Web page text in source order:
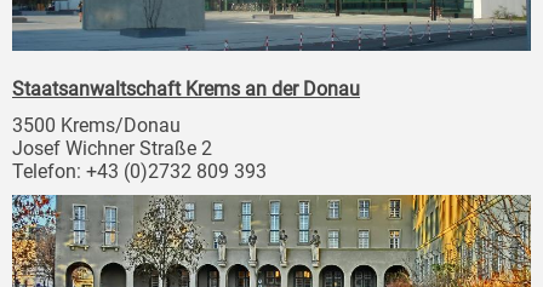
Staatsanwaltschaft Krems an der Donau
3500 Krems/Donau
Josef Wichner Straße 2
Telefon: +43 (0)2732 809 393